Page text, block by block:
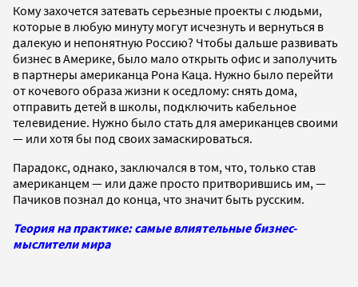
Кому захочется затевать серьезные проекты с людьми,
которые в любую минуту могут исчезнуть и вернуться в
далекую и непонятную Россию? Чтобы дальше развивать
бизнес в Америке, было мало открыть офис и заполучить
в партнеры американца Рона Каца. Нужно было перейти
от кочевого образа жизни к оседлому: снять дома,
отправить детей в школы, подключить кабельное
телевидение. Нужно было стать для американцев своими
— или хотя бы под своих замаскироваться.
Парадокс, однако, заключался в том, что, только став
американцем — или даже просто притворившись им, —
Пачиков познал до конца, что значит быть русским.
Теория на практике: самые влиятельные бизнес-
мыслители мира